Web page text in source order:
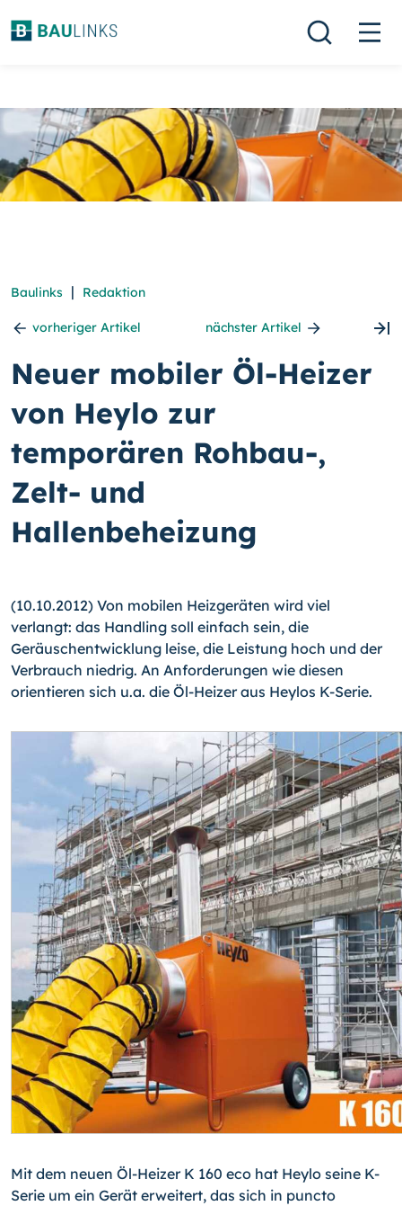
Baulinks | Redaktion
vorheriger Artikel nächster Artikel
Neuer mobiler Öl-Heizer
von Heylo zur
temporären Rohbau-,
Zelt- und
Hallenbeheizung
(10.10.2012) Von mobilen Heizgeräten wird viel
verlangt: das Handling soll einfach sein, die
Geräuschentwicklung leise, die Leistung hoch und der
Verbrauch niedrig. An Anforderungen wie diesen
orientieren sich u.a. die Öl-Heizer aus Heylos K-Serie.
Mit dem neuen Öl-Heizer K 160 eco hat Heylo seine K-
Serie um ein Gerät erweitert, das sich in puncto